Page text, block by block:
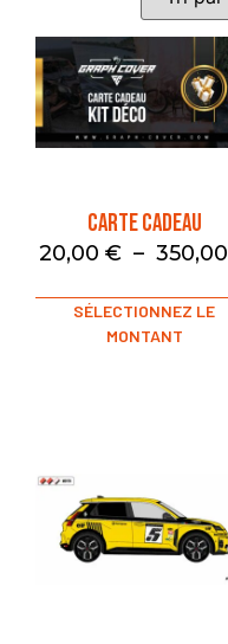
Carte Cadeau
20,00 € – 350,00
SÉLECTIONNEZ LE
MONTANT